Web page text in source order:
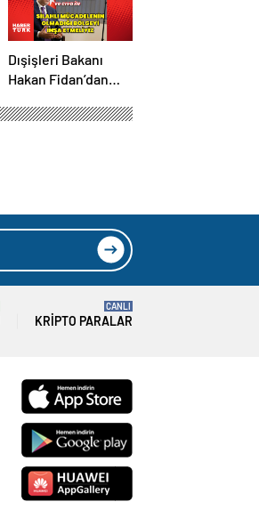
Dışişleri Bakanı
Hakan Fidan’dan
KRIPTO PARALAR
CANLI